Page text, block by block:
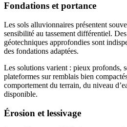
Fondations et portance
Les sols alluvionnaires présentent
sensibilité au tassement différentiel.
géotechniques approfondies sont
des fondations adaptées.
Les solutions varient : pieux profonds,
plateformes sur remblais bien
comportement du terrain, du niveau
disponible.
Érosion et lessivage